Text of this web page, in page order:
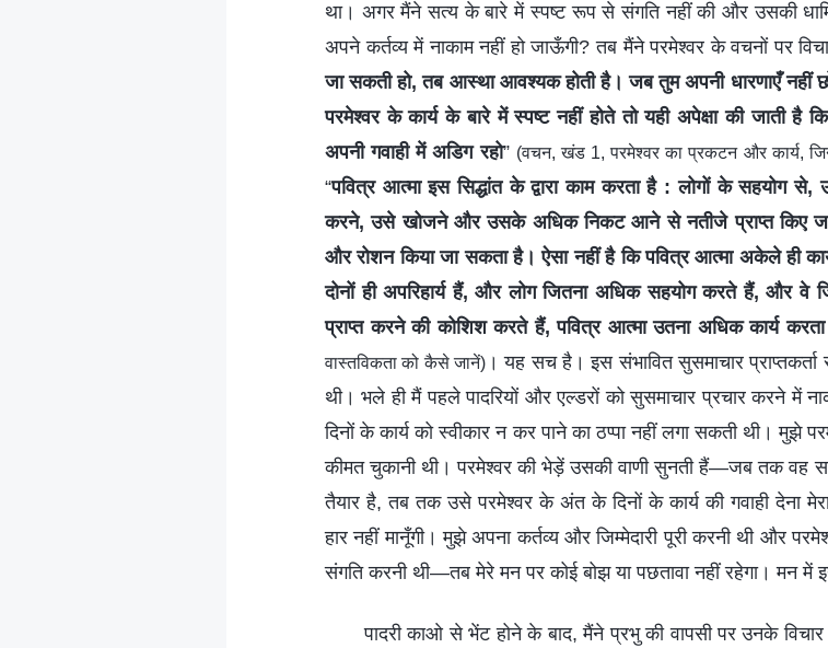
था। अगर मैंने सत्य के बारे में स्पष्ट रूप से संगति नहीं की और उसकी
अपने कर्तव्य में नाकाम नहीं हो जाऊँगी? तब मैंने परमेश्वर के वचनों पर
जा सकती हो, तब आस्था आवश्यक होती है। जब तुम अपनी धारणाएँ
परमेश्वर के कार्य के बारे में स्पष्ट नहीं होते तो यही अपेक्षा की जाती
अपनी गवाही में अडिग रहो” (वचन, खंड 1, परमेश्वर का प्रकटन और कार्य,
“पवित्र आत्मा इस सिद्धांत के द्वारा काम करता है : लोगों के सहयोग से,
करने, उसे खोजने और उसके अधिक निकट आने से नतीजे प्राप्त किए जा
और रोशन किया जा सकता है। ऐसा नहीं है कि पवित्र आत्मा अकेले ही
दोनों ही अपरिहार्य हैं, और लोग जितना अधिक सहयोग करते हैं, और वे
प्राप्त करने की कोशिश करते हैं, पवित्र आत्मा उतना अधिक कार्य
वास्तविकता को कैसे जानें) । यह सच है। इस संभावित सुसमाचार
थी। भले ही मैं पहले पादरियों और एल्डरों को सुसमाचार प्रचार करने में
दिनों के कार्य को स्वीकार न कर पाने का ठप्पा नहीं लगा सकती थी।
कीमत चुकानी थी। परमेश्वर की भेड़ें उसकी वाणी सुनती हैं—जब तक वह
तैयार है, तब तक उसे परमेश्वर के अंत के दिनों के कार्य की गवाही देना
हार नहीं मानूँगी। मुझे अपना कर्तव्य और जिम्मेदारी पूरी करनी थी और
संगति करनी थी—तब मेरे मन पर कोई बोझ या पछतावा नहीं रहेगा। मन में
पादरी काओ से भेंट होने के बाद, मैंने प्रभु की वापसी पर उनके